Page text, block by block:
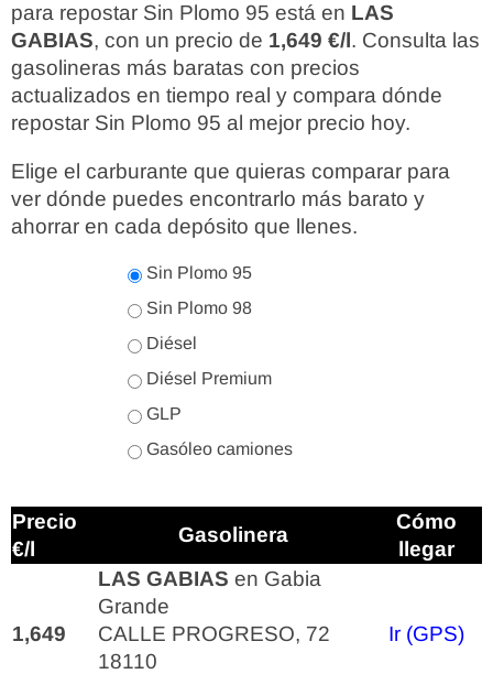
para repostar Sin Plomo 95 está en LAS
GABIAS, con un precio de 1,649 €/l. Consulta las
gasolineras más baratas con precios
actualizados en tiempo real y compara dónde
repostar Sin Plomo 95 al mejor precio hoy.
Elige el carburante que quieras comparar para
ver dónde puedes encontrarlo más barato y
ahorrar en cada depósito que llenes.
Sin Plomo 95
Sin Plomo 98
Diésel
Diésel Premium
GLP
Gasóleo camiones
Precio
€/l
Gasolinera
Cómo
llegar
1,649
LAS GABIAS en Gabia
Grande
CALLE PROGRESO, 72
18110
Ir (GPS)